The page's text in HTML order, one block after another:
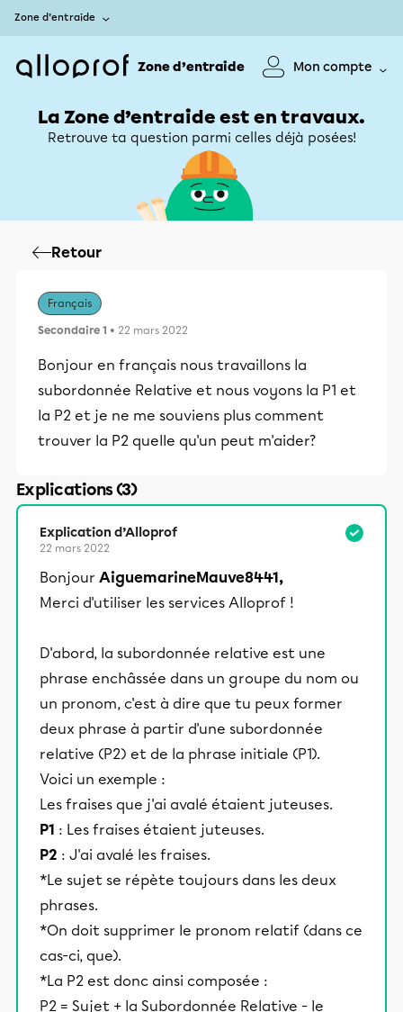
Zone d’entraide
Zone d’entraide Mon compte
La Zone d’entraide est en travaux.
Retrouve ta question parmi celles déjà posées!
Retour
Français
Secondaire 1 • 22 mars 2022
Bonjour en français nous travaillons la
subordonnée Relative et nous voyons la P1 et
la P2 et je ne me souviens plus comment
trouver la P2 quelle qu'un peut m'aider?
Explications (3)
Explication d’Alloprof
22 mars 2022
Bonjour AiguemarineMauve8441,
Merci d'utiliser les services Alloprof !
D'abord, la subordonnée relative est une
phrase enchâssée dans un groupe du nom ou
un pronom, c'est à dire que tu peux former
deux phrase à partir d'une subordonnée
relative (P2) et de la phrase initiale (P1).
Voici un exemple :
Les fraises que j'ai avalé étaient juteuses.
P1 : Les fraises étaient juteuses.
P2 : J'ai avalé les fraises.
*Le sujet se répète toujours dans les deux
phrases.
*On doit supprimer le pronom relatif (dans ce
cas-ci, que).
*La P2 est donc ainsi composée :
P2 = Sujet + la Subordonnée Relative - le